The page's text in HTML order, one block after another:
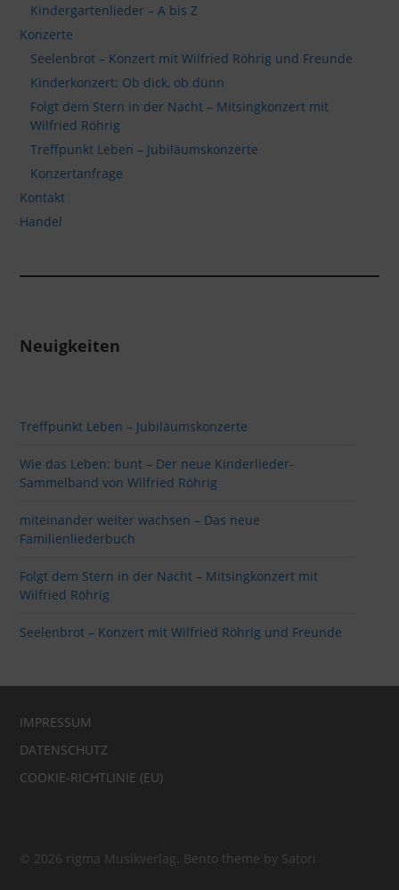
Kindergartenlieder – A bis Z
Konzerte
Seelenbrot – Konzert mit Wilfried Röhrig und Freunde
Kinderkonzert: Ob dick, ob dünn
Folgt dem Stern in der Nacht – Mitsingkonzert mit
Wilfried Röhrig
Treffpunkt Leben – Jubiläumskonzerte
Konzertanfrage
Kontakt
Handel
Neuigkeiten
Treffpunkt Leben – Jubiläumskonzerte
Wie das Leben: bunt – Der neue Kinderlieder-
Sammelband von Wilfried Röhrig
miteinander weiter wachsen – Das neue
Familienliederbuch
Folgt dem Stern in der Nacht – Mitsingkonzert mit
Wilfried Röhrig
Seelenbrot – Konzert mit Wilfried Röhrig und Freunde
IMPRESSUM
DATENSCHUTZ
COOKIE-RICHTLINIE (EU)
© 2026 rigma Musikverlag. Bento theme by Satori